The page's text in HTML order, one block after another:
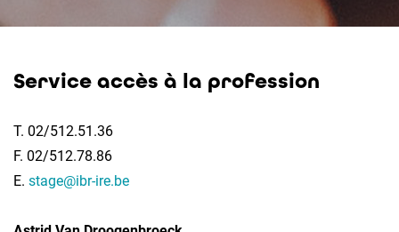
Service accès à la profession
T. 02/512.51.36
F. 02/512.78.86
E. stage@ibr-ire.be